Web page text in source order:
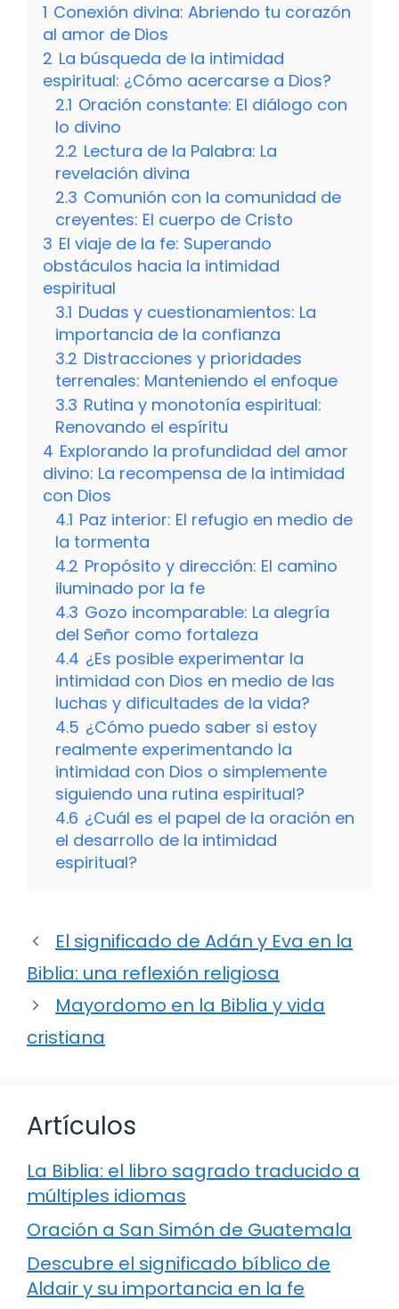
1 Conexión divina: Abriendo tu corazón
al amor de Dios
2 La búsqueda de la intimidad
espiritual: ¿Cómo acercarse a Dios?
2.1 Oración constante: El diálogo con
lo divino
2.2 Lectura de la Palabra: La
revelación divina
2.3 Comunión con la comunidad de
creyentes: El cuerpo de Cristo
3 El viaje de la fe: Superando
obstáculos hacia la intimidad
espiritual
3.1 Dudas y cuestionamientos: La
importancia de la confianza
3.2 Distracciones y prioridades
terrenales: Manteniendo el enfoque
3.3 Rutina y monotonía espiritual:
Renovando el espíritu
4 Explorando la profundidad del amor
divino: La recompensa de la intimidad
con Dios
4.1 Paz interior: El refugio en medio de
la tormenta
4.2 Propósito y dirección: El camino
iluminado por la fe
4.3 Gozo incomparable: La alegría
del Señor como fortaleza
4.4 ¿Es posible experimentar la
intimidad con Dios en medio de las
luchas y dificultades de la vida?
4.5 ¿Cómo puedo saber si estoy
realmente experimentando la
intimidad con Dios o simplemente
siguiendo una rutina espiritual?
4.6 ¿Cuál es el papel de la oración en
el desarrollo de la intimidad
espiritual?
El significado de Adán y Eva en la
Biblia: una reflexión religiosa
Mayordomo en la Biblia y vida
cristiana
Artículos
La Biblia: el libro sagrado traducido a
múltiples idiomas
Oración a San Simón de Guatemala
Descubre el significado bíblico de
Aldair y su importancia en la fe